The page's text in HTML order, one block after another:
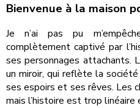
Bienvenue à la maison
Je n’ai pas pu
complètement captivé par
ses personnages
un miroir, qui reflète la
ses espoirs et ses rêves. Les
mais l’histoire est trop linéaire